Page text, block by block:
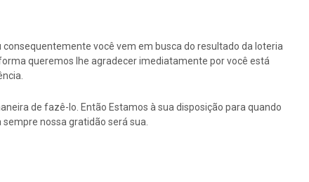
você vem em busca do resultado da loteria
queremos lhe agradecer imediatamente por você está
de fazê-lo. Então Estamos à sua disposição para quando
sempre nossa gratidão será sua.